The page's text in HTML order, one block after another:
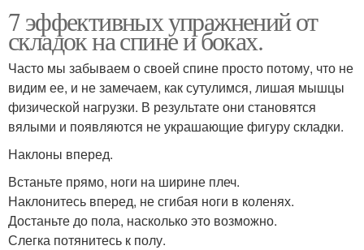
7 эффективных упражнений от
складок на спине и боках.
Часто мы забываем о своей спине просто потому, что не
видим ее, и не замечаем, как сутулимся, лишая мышцы
физической нагрузки. В результате они становятся
вялыми и появляются не украшающие фигуру складки.
Наклоны вперед.
Встаньте прямо, ноги на ширине плеч.
Наклонитесь вперед, не сгибая ноги в коленях.
Достаньте до пола, насколько это возможно.
Слегка потянитесь к полу.